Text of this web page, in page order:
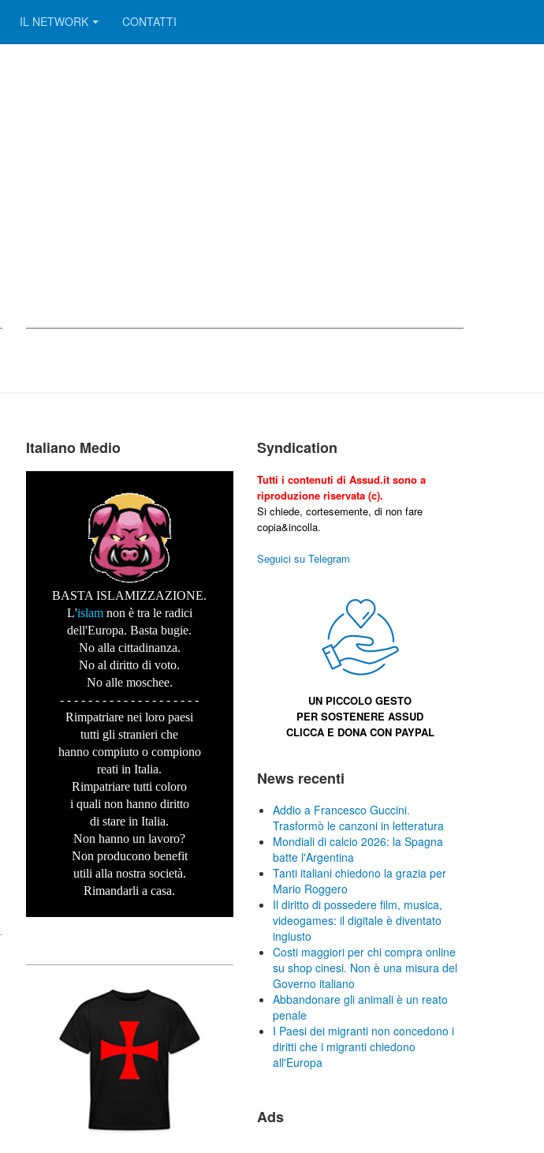
IL NETWORK CONTATTI
Italiano Medio
BASTA ISLAMIZZAZIONE.
L'islam non è tra le radici
dell'Europa. Basta bugie.
No alla cittadinanza.
No al diritto di voto.
No alle moschee.
- - - - - - - - - - - - - - - - - - - -
Rimpatriare nei loro paesi
tutti gli stranieri che
hanno compiuto o compiono
reati in Italia.
Rimpatriare tutti coloro
i quali non hanno diritto
di stare in Italia.
Non hanno un lavoro?
Non producono benefit
utili alla nostra società.
Rimandarli a casa.
Syndication
Tutti i contenuti di Assud.it sono a
riproduzione riservata (c).
Si chiede, cortesemente, di non fare
copia&incolla.
Seguici su Telegram
UN PICCOLO GESTO
PER SOSTENEREASSUD
CLICCA E DONA CON PAYPAL
News recenti
Addio a Francesco Guccini.
Trasformò le canzoni in letteratura
Mondiali di calcio 2026: la Spagna
batte l'Argentina
Tanti italiani chiedono la grazia per
Mario Roggero
Il diritto di possedere film, musica,
videogames: il digitale è diventato
ingiusto
Costi maggiori per chi compra online
su shop cinesi. Non è una misura del
Governo italiano
Abbandonare gli animali è un reato
penale
I Paesi dei migranti non concedono i
diritti che i migranti chiedono
all'Europa
Ads